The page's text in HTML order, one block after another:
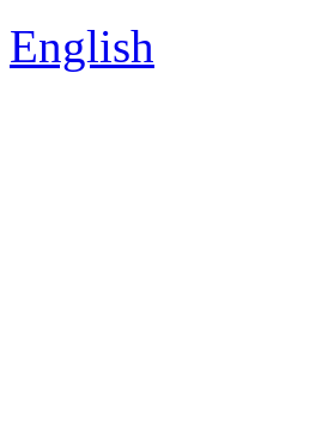
English